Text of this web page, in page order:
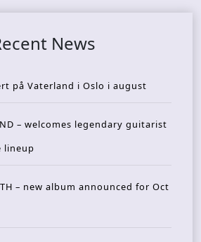
News
på Vaterland i Oslo i august
– welcomes legendary guitarist
lineup
– new album announced for Oct